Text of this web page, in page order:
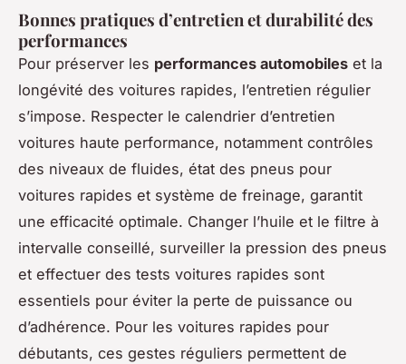
Bonnes pratiques d’entretien et durabilité des
performances
Pour préserver les performances automobiles et la
longévité des voitures rapides, l’entretien régulier
s’impose. Respecter le calendrier d’entretien
voitures haute performance, notamment contrôles
des niveaux de fluides, état des pneus pour
voitures rapides et système de freinage, garantit
une efficacité optimale. Changer l’huile et le filtre à
intervalle conseillé, surveiller la pression des pneus
et effectuer des tests voitures rapides sont
essentiels pour éviter la perte de puissance ou
d’adhérence. Pour les voitures rapides pour
débutants, ces gestes réguliers permettent de